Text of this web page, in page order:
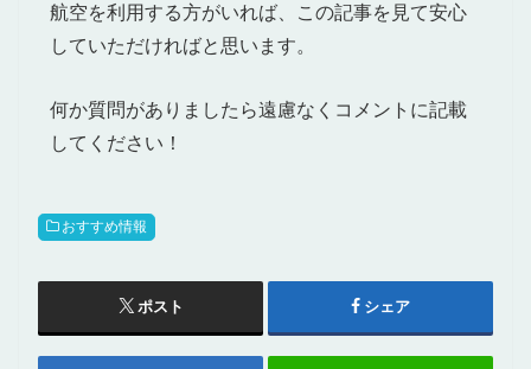
航空を利用する方がいれば、この記事を見て安心
していただければと思います。
何か質問がありましたら遠慮なくコメントに記載
してください！
おすすめ情報
ポスト シェア